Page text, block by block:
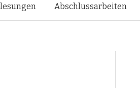
Springe Abschlussarbeiten